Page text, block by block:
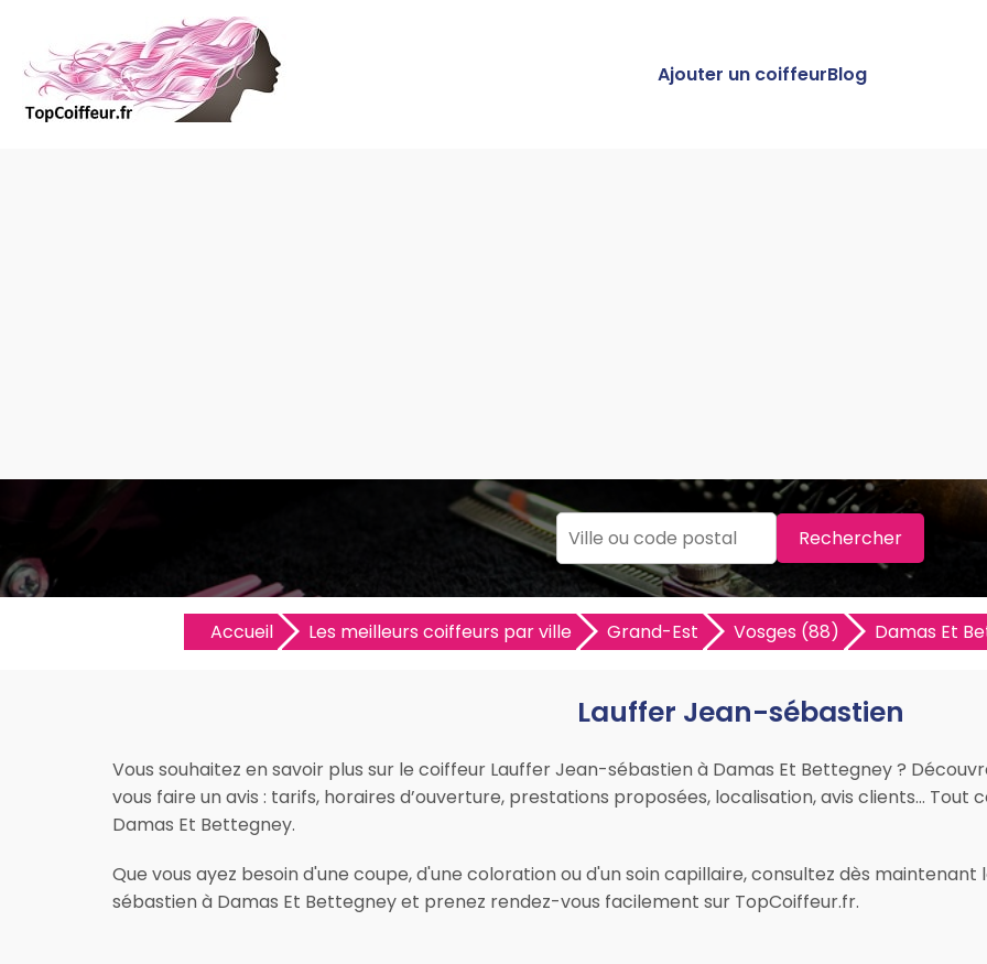
Ajouter un coiffeurBlog
Rechercher
Accueil Les meilleurs coiffeurs par ville Grand-Est Vosges (88) Damas Et
Lauffer Jean-sébastien
Vous souhaitez en savoir plus sur le coiffeur Lauffer Jean-sébastien à Damas Et Bettegney ?
vous faire un avis : tarifs, horaires d’ouverture, prestations proposées, localisation, avis clients… Tout
Damas Et Bettegney.
Que vous ayez besoin d'une coupe, d'une coloration ou d'un soin capillaire, consultez dès
sébastien à Damas Et Bettegney et prenez rendez-vous facilement sur TopCoiffeur.fr.